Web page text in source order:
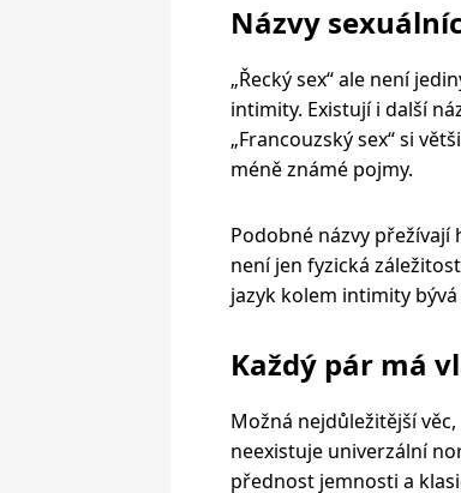
Názvy
„Řecký sex“ ale není
intimity. Existují i další
„Francouzský sex“ si
méně známé pojmy.
Podobné názvy
není jen fyzická
jazyk kolem intimity
Každý pár má
Možná nejdůležitější
neexistuje univerzální
přednost jemnosti a